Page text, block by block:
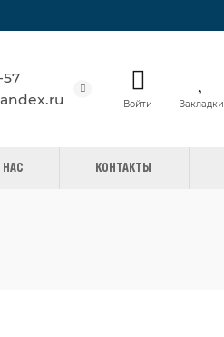
57
Войти Закладки
НАС КОНТАКТЫ